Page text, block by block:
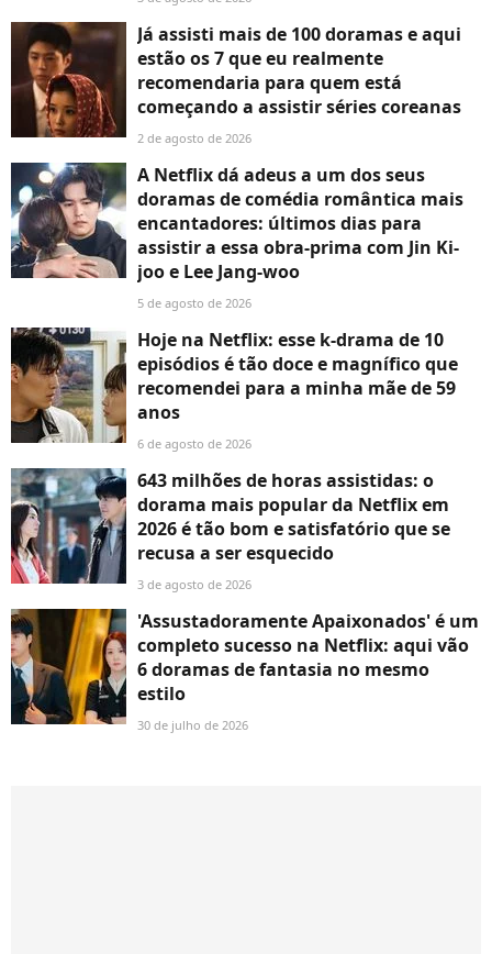
Já assisti mais de 100 doramas e aqui
estão os 7 que eu realmente
recomendaria para quem está
começando a assistir séries coreanas
2 de agosto de 2026
A Netflix dá adeus a um dos seus
doramas de comédia romântica mais
encantadores: últimos dias para
assistir a essa obra-prima com Jin Ki-
joo e Lee Jang-woo
5 de agosto de 2026
Hoje na Netflix: esse k-drama de 10
episódios é tão doce e magnífico que
recomendei para a minha mãe de 59
anos
6 de agosto de 2026
643 milhões de horas assistidas: o
dorama mais popular da Netflix em
2026 é tão bom e satisfatório que se
recusa a ser esquecido
3 de agosto de 2026
'Assustadoramente Apaixonados' é um
completo sucesso na Netflix: aqui vão
6 doramas de fantasia no mesmo
estilo
30 de julho de 2026